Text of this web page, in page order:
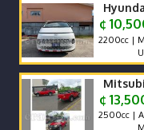
¢
2200cc |
¢
2500cc |
Motor